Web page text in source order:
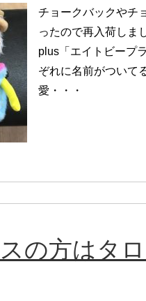
チョークバックやチ
ったので再入荷しま
plus「エイトビープ
ぞれに名前がついて
愛・・・
の方はタ